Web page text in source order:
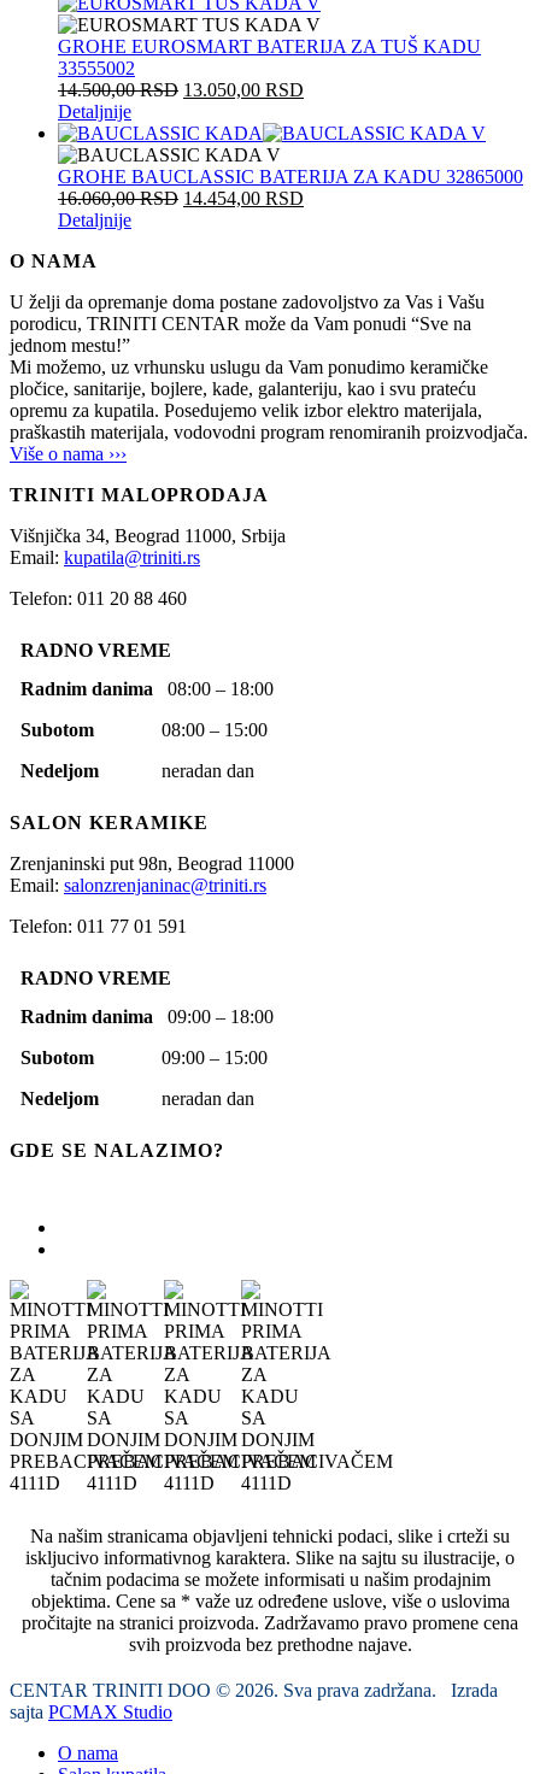
GROHE EUROSMART BATERIJA ZA TUŠ KADU
33555002
14.500,00RSD 13.050,00 RSD
Detaljnije
GROHE BAUCLASSIC BATERIJA ZA KADU 32865000
16.060,00RSD 14.454,00 RSD
Detaljnije
O NAMA
U želji da opremanje doma postane zadovoljstvo za Vas i Vašu
porodicu, TRINITI CENTAR može da Vam ponudi “Sve na
jednom mestu!”
Mi možemo, uz vrhunsku uslugu da Vam ponudimo keramičke
pločice, sanitarije, bojlere, kade, galanteriju, kao i svu prateću
opremu za kupatila. Posedujemo velik izbor elektro materijala,
praškastih materijala, vodovodni program renomiranih proizvodjača.
Više o nama ›››
TRINITI MALOPRODAJA
Višnjička 34, Beograd 11000, Srbija
Email: kupatila@triniti.rs
Telefon: 011 20 88 460
RADNO VREME
Radnim danima 08:00 – 18:00
Subotom 08:00 – 15:00
Nedeljom neradan dan
SALON KERAMIKE
Zrenjaninski put 98n, Beograd 11000
Email: salonzrenjaninac@triniti.rs
Telefon: 011 77 01 591
RADNO VREME
Radnim danima 09:00 – 18:00
Subotom 09:00 – 15:00
Nedeljom neradan dan
GDE SE NALAZIMO?
Na našim stranicama objavljeni tehnicki podaci, slike i crteži su
iskljucivo informativnog karaktera. Slike na sajtu su ilustracije, o
tačnim podacima se možete informisati u našim prodajnim
objektima. Cene sa * važe uz određene uslove, više o uslovima
pročitajte na stranici proizvoda. Zadržavamo pravo promene cena
svih proizvoda bez prethodne najave.
CENTAR TRINITI DOO © 2026. Sva prava zadržana. Izrada
sajta PCMAX Studio
O nama